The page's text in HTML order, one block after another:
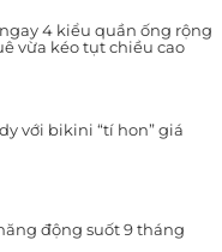
4 kiểu quần ống rộng
vừa kéo tụt chiều cao
với bikini “tí hon” giá
động suốt 9 tháng